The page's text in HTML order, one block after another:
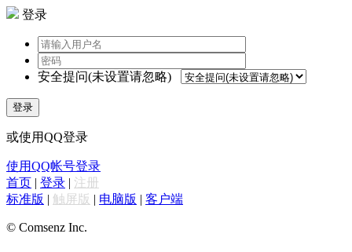
登录
安全提问(未设置请忽略)
登录
或使用QQ登录
使用QQ帐号登录
首页 | 登录 | 注册
标准版 | 触屏版 | 电脑版 | 客户端
© Comsenz Inc.